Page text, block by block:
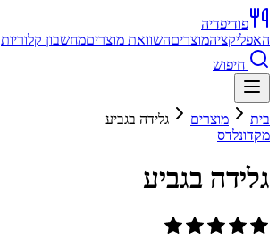
פודיפדיה
האפליקציהמוצריםהשוואת מוצריםמחשבון קלוריות
חיפוש
בית מוצרים
גלידה בגביע
מקדונלדס
גלידה בגביע